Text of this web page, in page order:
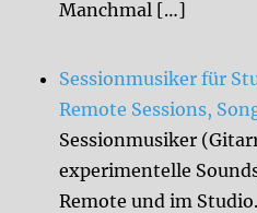
Manchmal […]
Sessionmusiker für
Remote Sessions,
Sessionmusiker
experimentelle
Remote und im Studio.